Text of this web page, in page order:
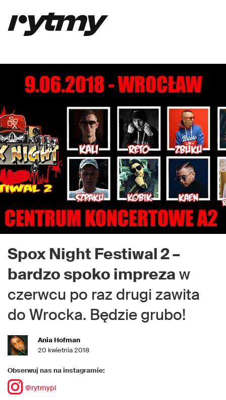
Spox Night Festiwal 2 –
bardzo spoko impreza w
czerwcu po raz drugi zawita
do Wrocka. Będzie grubo!
Ania Hofman
20 kwietnia 2018
Obserwuj nas na instagramie:
@rytmypl